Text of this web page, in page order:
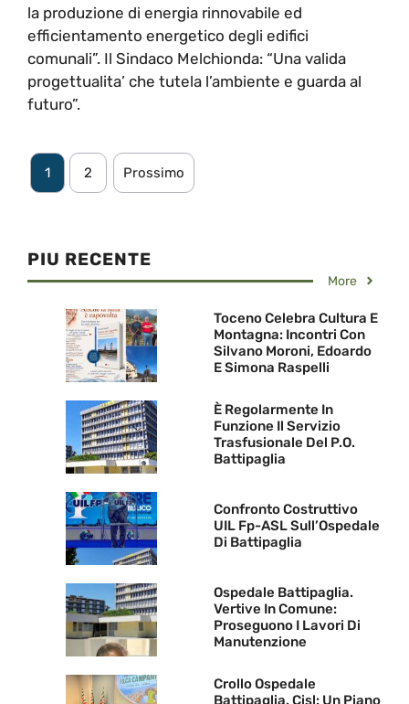
la produzione di energia rinnovabile ed
efficientamento energetico degli edifici
comunali”. Il Sindaco Melchionda: “Una valida
progettualita’ che tutela l’ambiente e guarda al
futuro”.
1 2 Prossimo
PIU RECENTE
More
Toceno Celebra Cultura E
Montagna: Incontri Con
Silvano Moroni, Edoardo
E Simona Raspelli
È Regolarmente In
Funzione Il Servizio
Trasfusionale Del P.O.
Battipaglia
Confronto Costruttivo
UIL Fp-ASL Sull’Ospedale
Di Battipaglia
Ospedale Battipaglia.
Vertive In Comune:
Proseguono I Lavori Di
Manutenzione
Crollo Ospedale
Battipaglia. Cisl: Un Piano